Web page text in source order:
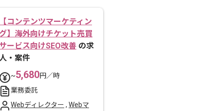
コンテンツマーケティン
】海外向けチケット売買
ービス向けSEO改善 の求
・案件
~5,680円／時
業務委託
Webディレクター , Webマ